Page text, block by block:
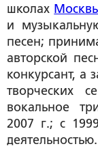
школах
и
песен;
авторской
конкурсант, а
творческих
вокальное
2007 г.; с
деятельностью.